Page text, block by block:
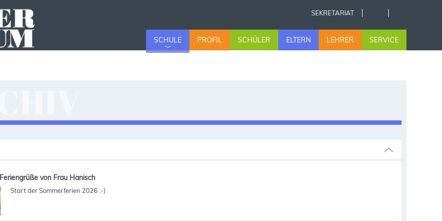
SEKRETARIAT
SCHULE PROFIL SCHÜLER ELTERN LEHRER SERVICE
Feriengrüße von Frau Hanisch
Start der Sommerferien 2026 :-)